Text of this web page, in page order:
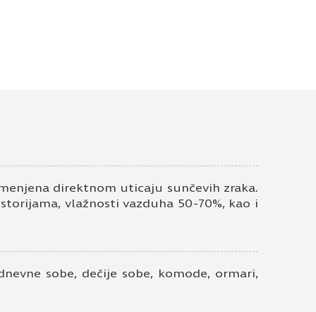
*
direktnom uticaju sunčevih zraka.
vlažnosti vazduha 50-70%, kao i
sobe, dečije sobe, komode, ormari,